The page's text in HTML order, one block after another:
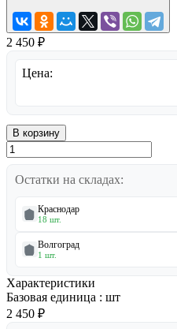
2 450 ₽
Цена:
В корзину
Остатки на складах:
Краснодар
18 шт.
Волгоград
1 шт.
Характеристики
Базовая единица : шт
2 450 ₽